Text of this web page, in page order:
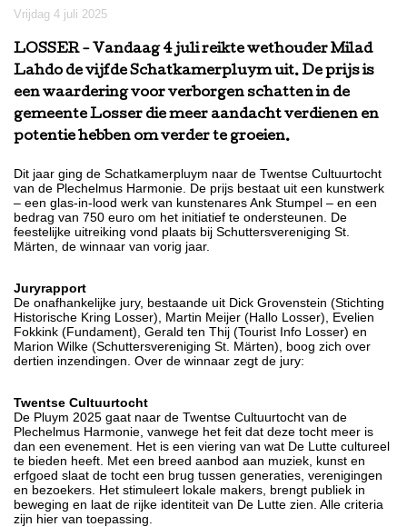
vrijdag 4 juli 2025
LOSSER- Vandaag 4 juli reikte wethouder Milad
Lahdo de vijfde Schatkamerpluym uit. De prijs is
een waardering voor verborgen schatten in de
gemeente Losser die meer aandacht verdienen en
potentie hebben om verder te groeien.
Dit jaar ging de Schatkamerpluym naar de Twentse Cultuurtocht
van de Plechelmus Harmonie. De prijs bestaat uit een kunstwerk
– een glas-in-lood werk van kunstenares Ank Stumpel – en een
bedrag van 750 euro om het initiatief te ondersteunen. De
feestelijke uitreiking vond plaats bij Schuttersvereniging St.
Märten, de winnaar van vorig jaar.
Juryrapport
De onafhankelijke jury, bestaande uit Dick Grovenstein (Stichting
Historische Kring Losser), Martin Meijer (Hallo Losser), Evelien
Fokkink (Fundament), Gerald ten Thij (Tourist Info Losser) en
Marion Wilke (Schuttersvereniging St. Märten), boog zich over
dertien inzendingen. Over de winnaar zegt de jury:
Twentse Cultuurtocht
De Pluym 2025 gaat naar de Twentse Cultuurtocht van de
Plechelmus Harmonie, vanwege het feit dat deze tocht meer is
dan een evenement. Het is een viering van wat De Lutte cultureel
te bieden heeft. Met een breed aanbod aan muziek, kunst en
erfgoed slaat de tocht een brug tussen generaties, verenigingen
en bezoekers. Het stimuleert lokale makers, brengt publiek in
beweging en laat de rijke identiteit van De Lutte zien. Alle criteria
zijn hier van toepassing.